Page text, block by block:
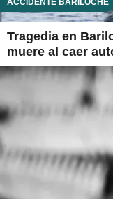
ACCIDENTE BARILOCHE
Tragedia en
muere al caer